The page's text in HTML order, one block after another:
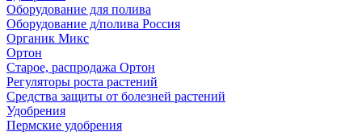
Оборудование для полива
Оборудование д/полива Россия
Органик Микс
Ортон
Старое, распродажа Ортон
Регуляторы роста растений
Средства защиты от болезней растений
Удобрения
Пермские удобрения